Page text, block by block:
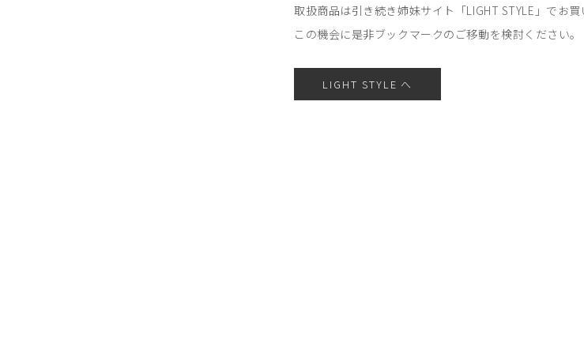
取扱商品は引き続き姉妹サイト「LIGHT STYLE」でお買
この機会に是非ブックマークのご移動を検討ください。
LIGHT STYLE へ